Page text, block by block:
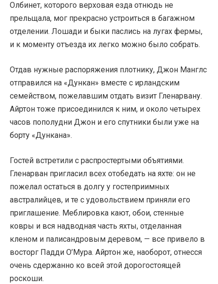
Олбинет, которого верховая езда отнюдь не
прельщала, мог прекрасно устроиться в багажном
отделении. Лошади и быки паслись на лугах фермы,
и к моменту отъезда их легко можно было собрать.
Отдав нужные распоряжения плотнику, Джон Манглс
отправился на «Дункан» вместе с ирландским
семейством, пожелавшим отдать визит Гленарвану.
Айртон тоже присоединился к ним, и около четырех
часов пополудни Джон и его спутники были уже на
борту «Дункана».
Гостей встретили с распростертыми объятиями.
Гленарван пригласил всех отобедать на яхте: он не
пожелал остаться в долгу у гостеприимных
австралийцев, и те с удовольствием приняли его
приглашение. Меблировка кают, обои, стенные
ковры и вся надводная часть яхты, отделанная
кленом и палисандровым деревом, — все привело в
восторг Падди О’Мура. Айртон же, наоборот, отнесся
очень сдержанно ко всей этой дорогостоящей
роскоши.